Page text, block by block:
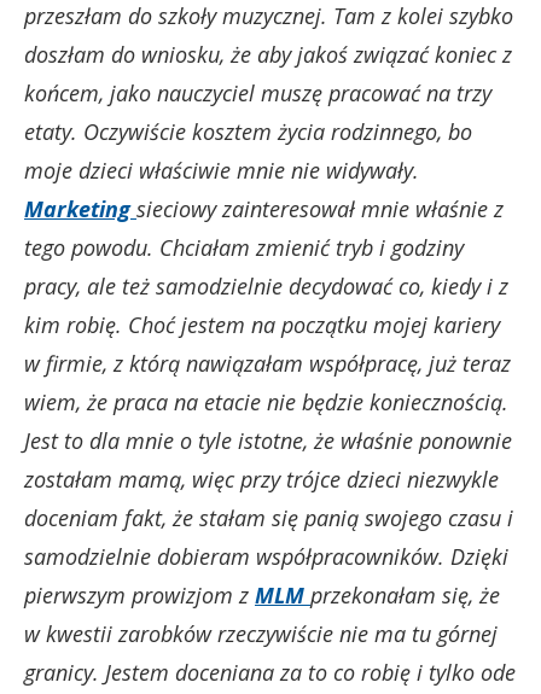
przeszłam do szkoły muzycznej. Tam z kolei szybko
doszłam do wniosku, że aby jakoś związać koniec z
końcem, jako nauczyciel muszę pracować na trzy
etaty. Oczywiście kosztem życia rodzinnego, bo
moje dzieci właściwie mnie nie widywały.
Marketingsieciowy zainteresował mnie właśnie z
tego powodu. Chciałam zmienić tryb i godziny
pracy, ale też samodzielnie decydować co, kiedy i z
kim robię. Choć jestem na początku mojej kariery
w firmie, z którą nawiązałam współpracę, już teraz
wiem, że praca na etacie nie będzie koniecznością.
Jest to dla mnie o tyle istotne, że właśnie ponownie
zostałam mamą, więc przy trójce dzieci niezwykle
doceniam fakt, że stałam się panią swojego czasu i
samodzielnie dobieram współpracowników. Dzięki
pierwszym prowizjom z MLM przekonałam się, że
w kwestii zarobków rzeczywiście nie ma tu górnej
granicy. Jestem doceniana za to co robię i tylko ode